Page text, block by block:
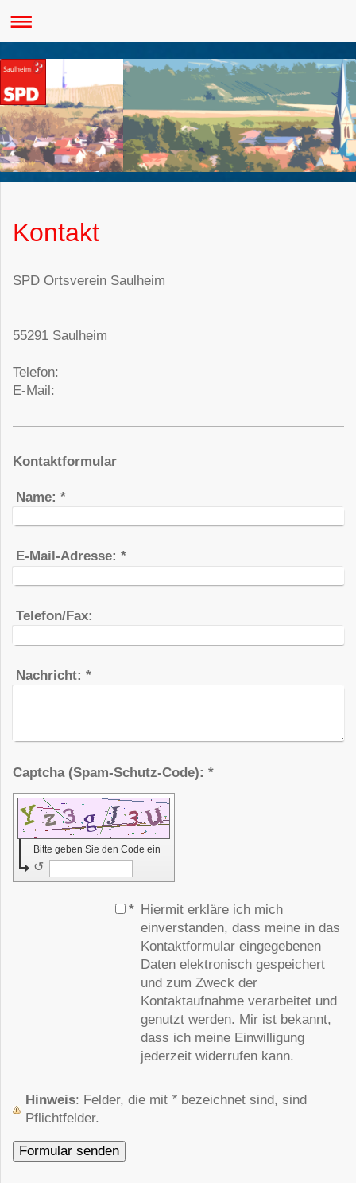
Kontakt
SPD Ortsverein Saulheim
55291 Saulheim
Telefon:
E-Mail:
Kontaktformular
Name: *
E-Mail-Adresse: *
Telefon/Fax:
Nachricht: *
Captcha (Spam-Schutz-Code): *
Bitte geben Sie den Code ein
↺
* Hiermit erkläre ich mich
einverstanden, dass meine in das
Kontaktformular eingegebenen
Daten elektronisch gespeichert
und zum Zweck der
Kontaktaufnahme verarbeitet und
genutzt werden. Mir ist bekannt,
dass ich meine Einwilligung
jederzeit widerrufen kann.
Hinweis : Felder, die mit * bezeichnet sind, sind
Pflichtfelder.